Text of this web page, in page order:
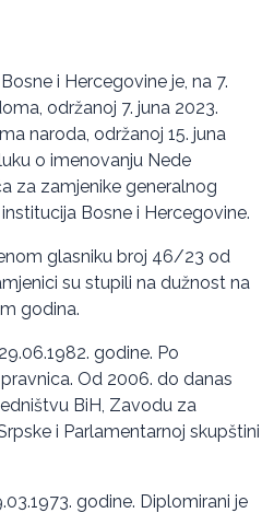
i Hercegovine je, na 7.
održanoj 7. juna 2023.
naroda, održanoj 15. juna
o imenovanju Nede
za zamjenike generalnog
Bosne i Hercegovine.
glasniku broj 46/23 od
su stupili na dužnost na
godina.
godine. Po
Od 2006. do danas
BiH, Zavodu za
i Parlamentarnoj skupštini
godine. Diplomirani je